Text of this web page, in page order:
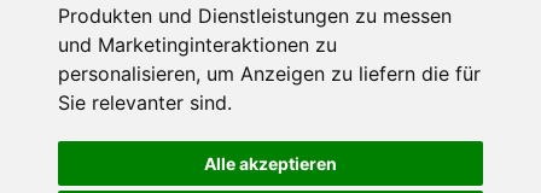
Produkten und Dienstleistungen zu messen
und Marketinginteraktionen zu
personalisieren, um Anzeigen zu liefern die für
Sie relevanter sind.
Alle akzeptieren
Impressum
Datenschutz
Nutzungsbedingungen
Portale
FAQ Newsletter Mediadaten